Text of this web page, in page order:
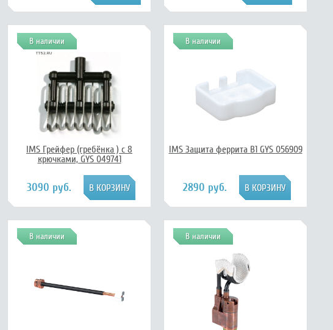
В наличии
IMS Грейфер (гребёнка ) с 8
крючками, GYS 049741
3090 руб.
В наличии
IMS Защита феррита B1 GYS 056909
2890 руб.
В наличии В наличии